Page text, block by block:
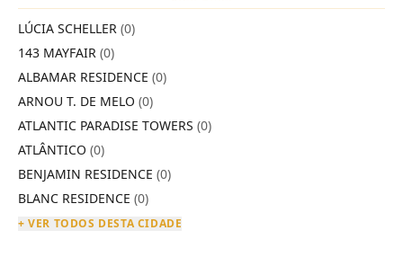
LÚCIA SCHELLER (0)
143 MAYFAIR (0)
ALBAMAR RESIDENCE (0)
ARNOU T. DE MELO (0)
ATLANTIC PARADISE TOWERS (0)
ATLÂNTICO (0)
BENJAMIN RESIDENCE (0)
BLANC RESIDENCE (0)
+ VER TODOS DESTA CIDADE